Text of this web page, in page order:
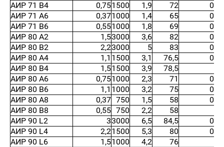
АИР 71 В4
0,751500 1,9 72
0,75
АИР 71 А6
0,371000 1,4 65
0,63
АИР 71 В6
0,551000 1,8 69
0,68
АИР 80 А2
1,53000 3,6 82
0,85
АИР 80 В2
2,23000 5 83
0,87
АИР 80 А4
1,1 1500 3,1 76,5
0,77
АИР 80 В4
1,51500 3,9 78,5
АИР 80 А6
0,751000 2,3 71
0,71
АИР 80 В6
1,1 1000 3,2 75
0,71
АИР 80 А8
0,37 750 1,5 58
0,59
АИР 80 В8
0,55 750 2,2 58
АИР 90 L2
33000 6,5 84,5
0,85
АИР 90 L4
2,21500 5,3 80
0,79
АИР 90 L6
1,51000 4,2 76